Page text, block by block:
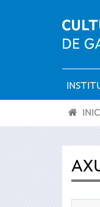
Menú
está